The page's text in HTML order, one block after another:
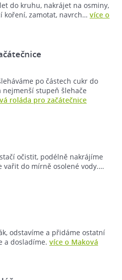
do kruhu, nakrájet na osminy,
koření, zamotat, navrch… více o
po částech cukr do
stupeň šlehače
roláda pro začátečnice
očistit, podélně nakrájíme
vařit do mírně osolené vody.…
odstavíme a přidáme ostatní
a dosladíme. více o Maková